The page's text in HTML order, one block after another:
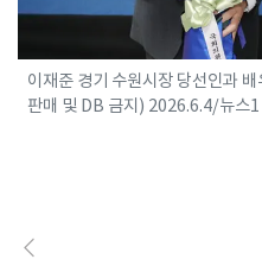
이재준 경기 수원시장 당선인과
판매 및 DB 금지) 2026.6.4/뉴스1